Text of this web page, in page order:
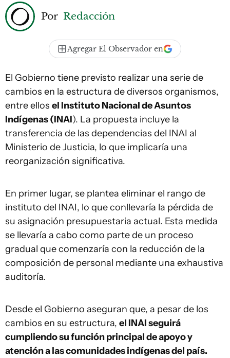
Por Redacción
Agregar El Observador en
El Gobierno tiene previsto realizar una serie de
cambios en la estructura de diversos organismos,
entre ellos el Instituto Nacional de Asuntos
Indígenas (INAI). La propuesta incluye la
transferencia de las dependencias del INAI al
Ministerio de Justicia, lo que implicaría una
reorganización significativa.
En primer lugar, se plantea eliminar el rango de
instituto del INAI, lo que conllevaría la pérdida de
su asignación presupuestaria actual. Esta medida
se llevaría a cabo como parte de un proceso
gradual que comenzaría con la reducción de la
composición de personal mediante una exhaustiva
auditoría.
Desde el Gobierno aseguran que, a pesar de los
cambios en su estructura, el INAI seguirá
cumpliendo su función principal de apoyo y
atención a las comunidades indígenas del país.